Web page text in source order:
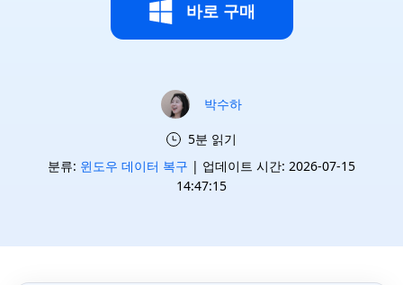
바로 구매
박수하
5분 읽기
분류: 윈도우 데이터 복구 | 업데이트 시간: 2026-07-15
14:47:15